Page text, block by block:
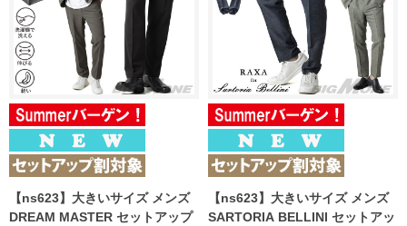
【ns623】大きいサイズ メンズ
DREAM MASTER セットアップ
【ns623】大きいサイズ メンズ
SARTORIA BELLINI セットアッ